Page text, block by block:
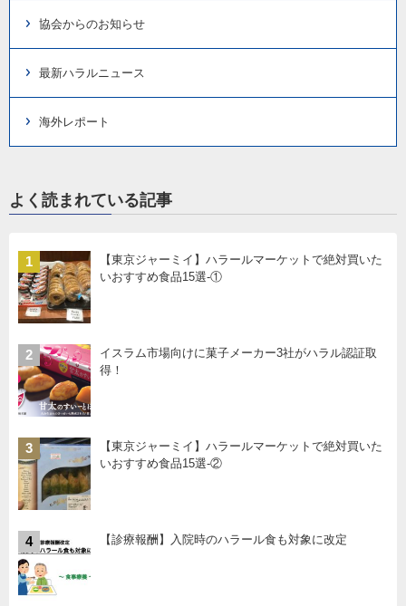
協会からのお知らせ
最新ハラルニュース
海外レポート
よく読まれている記事
1
【東京ジャーミイ】ハラールマーケットで絶対買いた
いおすすめ食品15選-①
2
イスラム市場向けに菓子メーカー3社がハラル認証取
得！
3
【東京ジャーミイ】ハラールマーケットで絶対買いた
いおすすめ食品15選-②
4 【診療報酬】入院時のハラール食も対象に改定